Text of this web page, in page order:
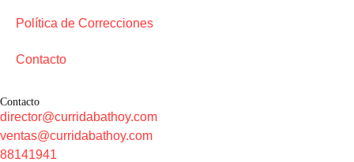
Política de Correcciones
Contacto
Contacto
director@curridabathoy.com
ventas@curridabathoy.com
88141941